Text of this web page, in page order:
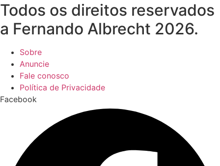
Todos os direitos reservados
a Fernando Albrecht 2026.
Sobre
Anuncie
Fale conosco
Política de Privacidade
Facebook